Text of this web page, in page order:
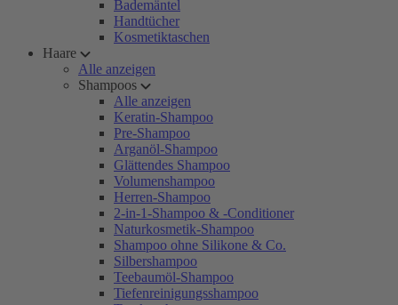
Bademäntel
Handtücher
Kosmetiktaschen
Haare
Alle anzeigen
Shampoos
Alle anzeigen
Keratin-Shampoo
Pre-Shampoo
Arganöl-Shampoo
Glättendes Shampoo
Volumenshampoo
Herren-Shampoo
2-in-1-Shampoo & -Conditioner
Naturkosmetik-Shampoo
Shampoo ohne Silikone & Co.
Silbershampoo
Teebaumöl-Shampoo
Tiefenreinigungsshampoo